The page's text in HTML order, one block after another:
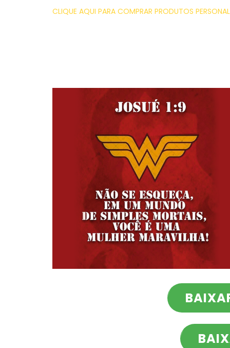
CLIQUE AQUI PARA COMPRAR PRODUTOS